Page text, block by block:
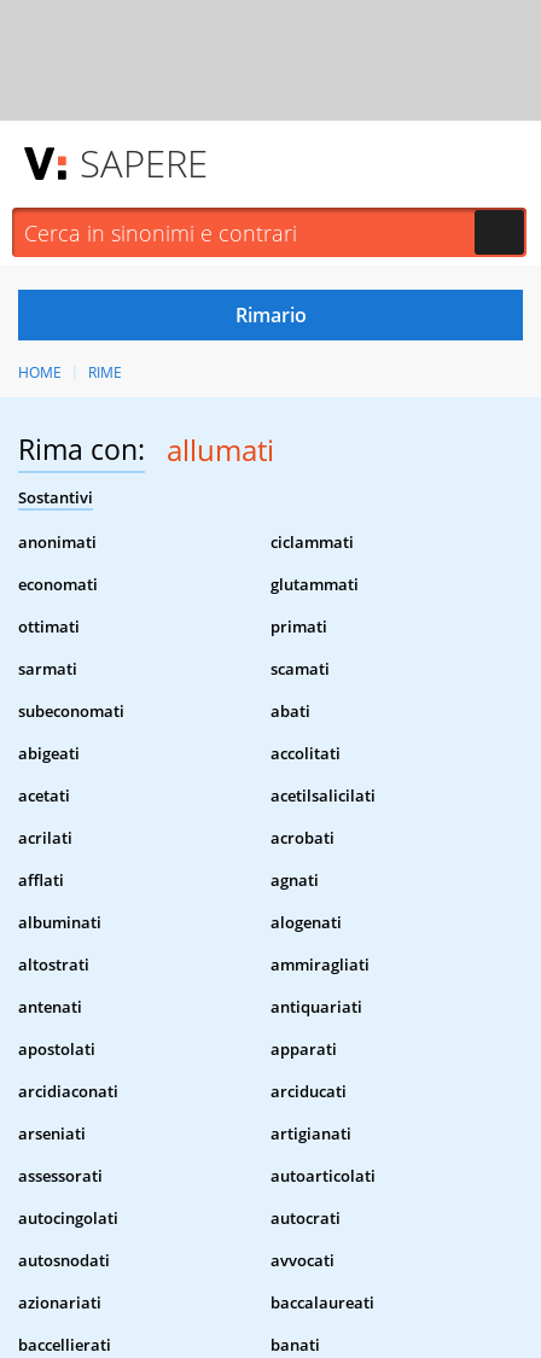
SAPERE
HOME RIME
Rima con: allumati
Sostantivi
anonimati
ciclammati
economati
glutammati
ottimati
primati
sarmati
scamati
subeconomati
abati
abigeati
accolitati
acetati
acetilsalicilati
acrilati
acrobati
afflati
agnati
albuminati
alogenati
altostrati
ammiragliati
antenati
antiquariati
apostolati
apparati
arcidiaconati
arciducati
arseniati
artigianati
assessorati
autoarticolati
autocingolati
autocrati
autosnodati
avvocati
azionariati
baccalaureati
baccellierati
banati